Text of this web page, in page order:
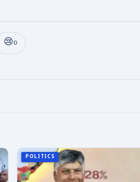
😢0
POLITICS